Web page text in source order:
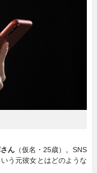
ん （仮名・25歳）。SNS
う元彼女とはどのような